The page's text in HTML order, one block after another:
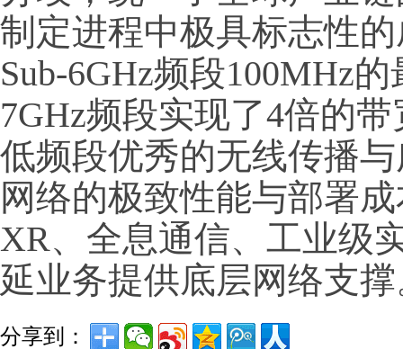
制定进程中极具标志性
Sub-6GHz频段100MHz
7GHz频段实现了4倍的
低频段优秀的无线传播
网络的极致性能与部署
XR、全息通信、工业级
延业务提供底层网络支
分享到：